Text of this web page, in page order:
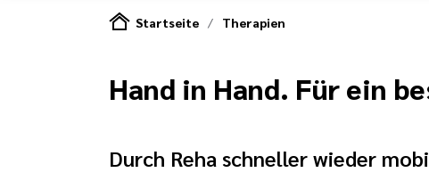
Startseite Therapien
Hand in Hand. Für ein
Durch Reha schneller wieder